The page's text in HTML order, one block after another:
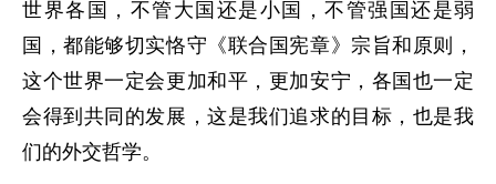
世界各国，不管大国还是小国，不管强国还是弱
国，都能够切实恪守《联合国宪章》宗旨和原则，
这个世界一定会更加和平，更加安宁，各国也一定
会得到共同的发展，这是我们追求的目标，也是我
们的外交哲学。